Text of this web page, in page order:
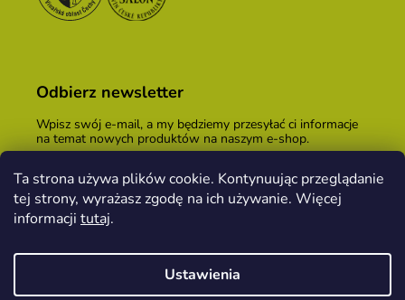
Ta strona używa plików cookie. Kontynuując przeglądanie
tej strony, wyrażasz zgodę na ich używanie. Więcej
informacji tutaj.
Ustawienia
Odbierz newsletter
Wpisz swój e-mail, a my będziemy przesyłać ci informacje
na temat nowych produktów na naszym e-shop.
Podając adres e-mail, zgadzasz się zwarunkami
handlowymi
ZALOGUJ SIĘ